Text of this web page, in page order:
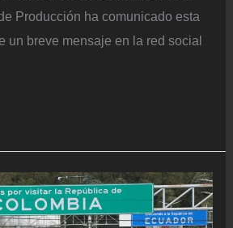
Producción ha comunicado esta
un breve mensaje en la red social